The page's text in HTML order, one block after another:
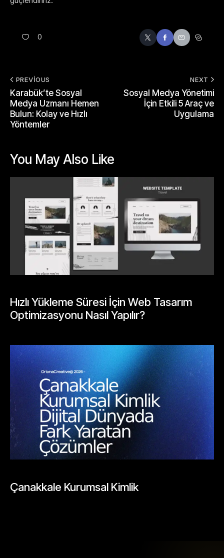
0
PREVIOUS
Karabük’te Sosyal
Medya Uzmanı Hemen
Bulun: Kolay ve Hızlı
Yöntemler
NEXT
Sosyal Medya Yönetimi
İçin Etkili 5 Araç ve
Uygulama
You May Also Like
Hızlı Yükleme Süresi İçin Web Tasarım
Optimizasyonu Nasıl Yapılır?
Çanakkale Kurumsal Kimlik